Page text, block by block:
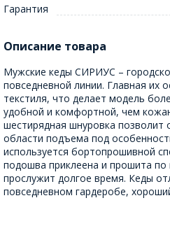
Гарантия
Описание товара
Мужские кеды СИРИУС –
повседневной линии. Главная их
текстиля, что делает модель
удобной и комфортной, чем
шестирядная шнуровка позволит
области подъема под
используется бортопрошивной
подошва приклеена и прошита
прослужит долгое время. Кеды
повседневном гардеробе,